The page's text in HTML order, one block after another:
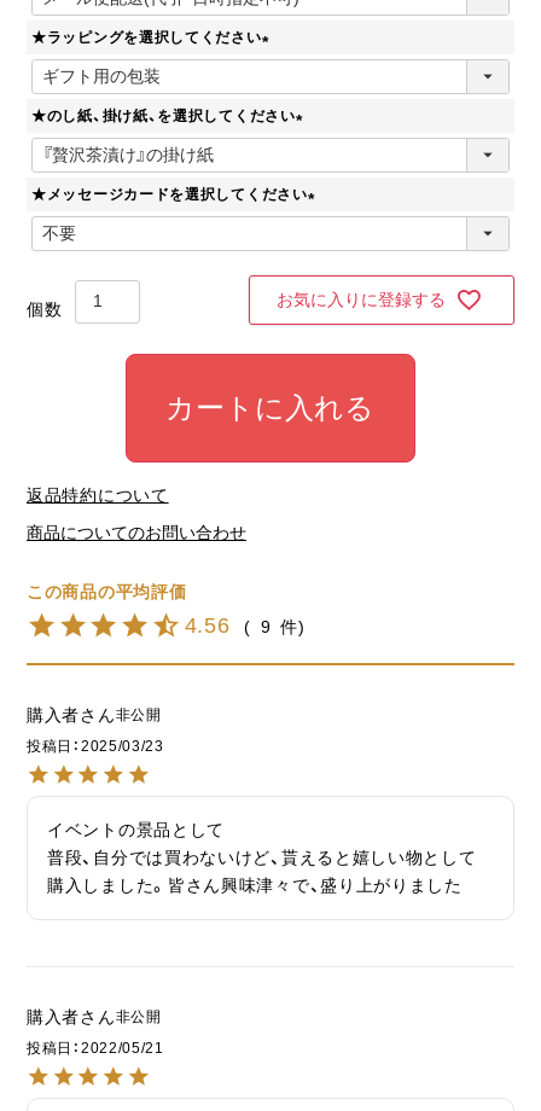
必
須
)
★ラッピングを選択してください
必
須
)
★のし紙、掛け紙、を選択してください
必
須
)
★メッセージカードを選択してください
必
須
)
お気に入りに登録する
カートに入れる
返品特約について
商品についてのお問い合わせ
4.56 9
購入者
非公開
投稿日
2025/03/23
イベントの景品として
普段、自分では買わないけど、貰えると嬉しい物として
購入しました。皆さん興味津々で、盛り上がりました
購入者
非公開
投稿日
2022/05/21